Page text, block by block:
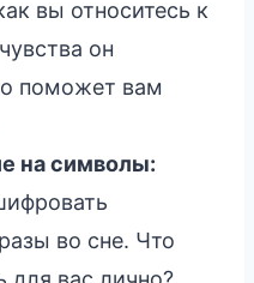
вы относитесь к
он
поможет вам
на символы:
во сне. Что